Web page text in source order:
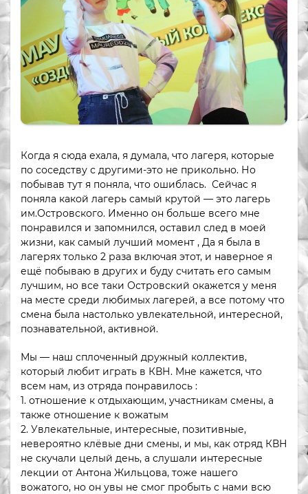
Когда я сюда ехала, я думала, что лагеря, которые
по соседству с другими-это не прикольно. Но
побывав тут я поняла, что ошиблась. Сейчас я
поняла какой лагерь самый крутой — это лагерь
им.Островского. Именно он больше всего мне
понравился и запомнился, оставил след в моей
жизни, как самый лучший момент , Да я была в
лагерях только 2 раза включая этот, и наверное я
ещё побываю в других и буду считать его самым
лучшим, но все таки Островский окажется у меня
на месте среди любимых лагерей, а все потому что
смена была настолько увлекательной, интересной,
познавательной, активной.
Мы — наш сплоченный дружный коллектив,
который любит играть в КВН. Мне кажется, что
всем нам, из отряда понравилось :
1. отношение к отдыхающим, участникам смены, а
также отношение к вожатым
2. Увлекательные, интересные, позитивные,
невероятно клёвые дни смены, и мы, как отряд КВН
не скучали целый день, а слушали интересные
лекции от Антона Жильцова, тоже нашего
вожатого, но он увы не смог пробыть с нами всю